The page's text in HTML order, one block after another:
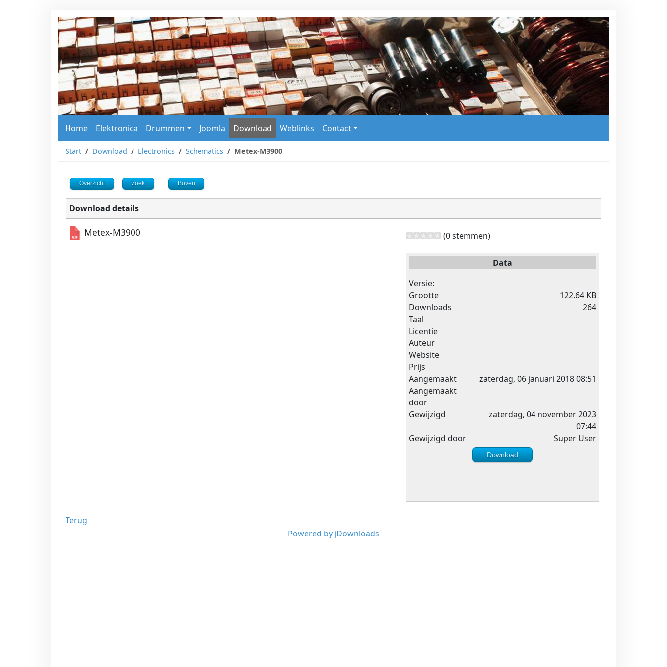
Home Elektronica Drummen Joomla Download Weblinks Contact
Start Download Electronics Schematics Metex-M3900
Overzicht Zoek Boven
Download details
Metex-M3900 (0 stemmen)
Data
Versie:
Grootte
122.64 KB
Downloads
264
Taal
Licentie
Auteur
Website
Prijs
Aangemaakt
zaterdag, 06 januari 2018 08:51
Aangemaakt
door
Gewijzigd
zaterdag, 04 november 2023
07:44
Gewijzigd door
Super User
Download
Terug
Powered by jDownloads